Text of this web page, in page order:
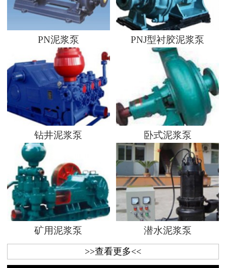
PN泥浆泵 PNJ型衬胶泥浆泵
钻井泥浆泵 卧式泥浆泵
矿用泥浆泵 潜水泥浆泵
>>查看更多<<